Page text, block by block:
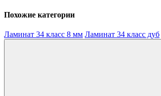
Похожие категории
Ламинат 34 класс 8 мм Ламинат 34 класс дуб